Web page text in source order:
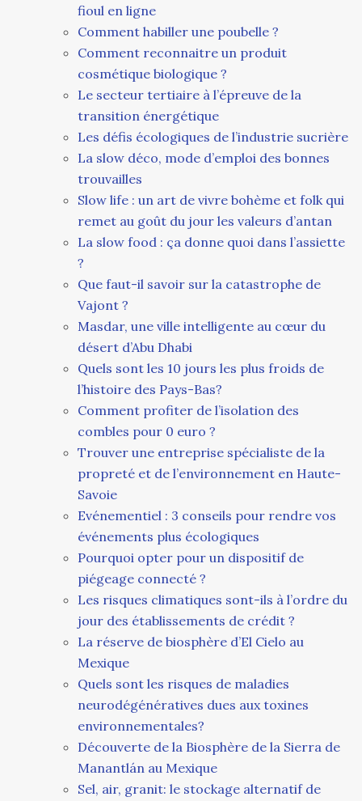
fioul en ligne
Comment habiller une poubelle ?
Comment reconnaitre un produit
cosmétique biologique ?
Le secteur tertiaire à l’épreuve de la
transition énergétique
Les défis écologiques de l’industrie sucrière
La slow déco, mode d’emploi des bonnes
trouvailles
Slow life : un art de vivre bohème et folk qui
remet au goût du jour les valeurs d’antan
La slow food : ça donne quoi dans l’assiette
?
Que faut-il savoir sur la catastrophe de
Vajont ?
Masdar, une ville intelligente au cœur du
désert d’Abu Dhabi
Quels sont les 10 jours les plus froids de
l’histoire des Pays-Bas?
Comment profiter de l’isolation des
combles pour 0 euro ?
Trouver une entreprise spécialiste de la
propreté et de l’environnement en Haute-
Savoie
Evénementiel : 3 conseils pour rendre vos
événements plus écologiques
Pourquoi opter pour un dispositif de
piégeage connecté ?
Les risques climatiques sont-ils à l’ordre du
jour des établissements de crédit ?
La réserve de biosphère d’El Cielo au
Mexique
Quels sont les risques de maladies
neurodégénératives dues aux toxines
environnementales?
Découverte de la Biosphère de la Sierra de
Manantlán au Mexique
Sel, air, granit: le stockage alternatif de